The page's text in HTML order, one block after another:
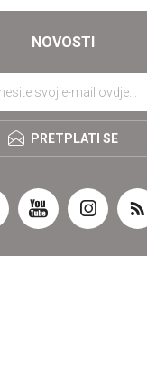
NOVOSTI
PRETPLATI SE